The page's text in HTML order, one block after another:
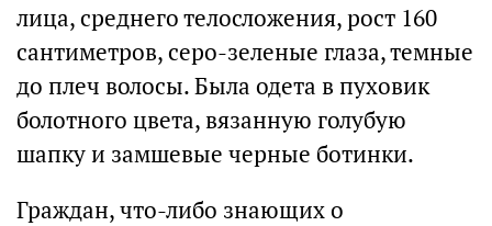
лица, среднего телосложения, рост 160
сантиметров, серо-зеленые глаза, темные
до плеч волосы. Была одета в пуховик
болотного цвета, вязанную голубую
шапку и замшевые черные ботинки.
Граждан, что-либо знающих о